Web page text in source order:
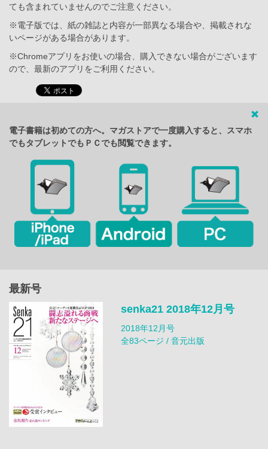
ても含まれていませんのでご注意ください。
※電子版では、紙の雑誌と内容が一部異なる場合や、掲載されな
いページがある場合があります。
※Chromeアプリをお使いの場合、購入できない場合がございます
ので、最新のアプリをご利用ください。
電子書籍は初めての方へ。マガストアで一度購入すると、スマホ
でもタブレットでもＰＣでも閲覧できます。
最新号
senka21 2018年12月号
2018年12月号
全83ページ / 音元出版